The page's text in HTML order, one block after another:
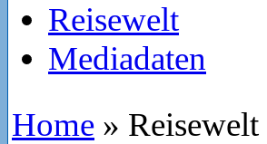
Reisewelt
Mediadaten
Home » Reisewelt